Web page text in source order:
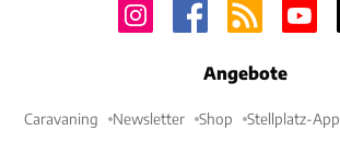
Angebote
Caravaning Newsletter Shop Stellplatz-App